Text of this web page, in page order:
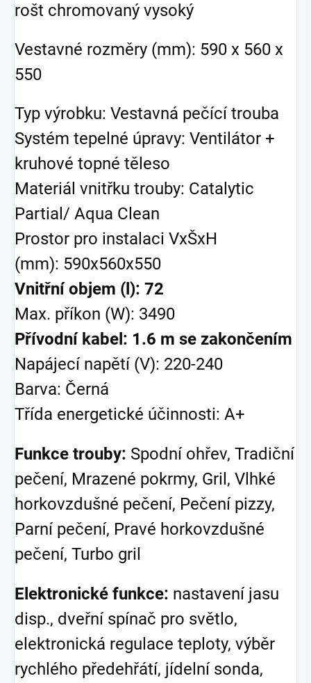
rošt chromovaný vysoký
Vestavné rozměry (mm): 590 x 560 x
550
Typ výrobku: Vestavná pečící trouba
Systém tepelné úpravy: Ventilátor +
kruhové topné těleso
Materiál vnitřku trouby: Catalytic
Partial/ Aqua Clean
Prostor pro instalaci VxŠxH
(mm): 590x560x550
Vnitřní objem (l): 72
Max. příkon (W): 3490
Přívodní kabel: 1.6 m se zakončením
Napájecí napětí (V): 220-240
Barva: Černá
Třída energetické účinnosti: A+
Funkce trouby: Spodní ohřev, Tradiční
pečení, Mrazené pokrmy, Gril, Vlhké
horkovzdušné pečení, Pečení pizzy,
Parní pečení, Pravé horkovzdušné
pečení, Turbo gril
Elektronické funkce: nastavení jasu
disp., dveřní spínač pro světlo,
elektronická regulace teploty, výběr
rychlého předehřátí, jídelní sonda,